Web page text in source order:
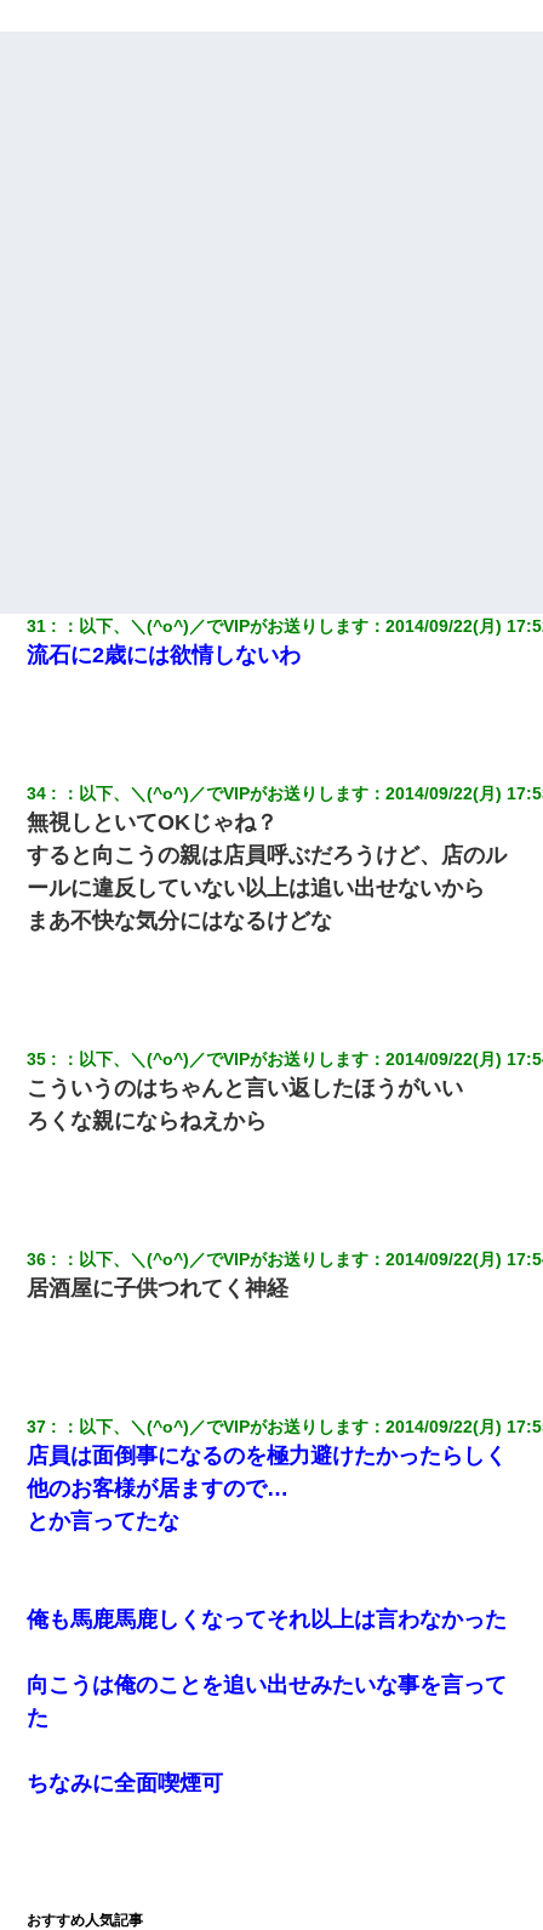
31 ： 以下、＼(^o^)／でVIPがお送りします ：2014/09/22(月)
流石に2歳には欲情しないわ
34 ： 以下、＼(^o^)／でVIPがお送りします ：2014/09/22(月)
無視しといてOKじゃね？
すると向こうの親は店員呼ぶだろうけど、店のル
ールに違反していない以上は追い出せないから
まあ不快な気分にはなるけどな
35 ： 以下、＼(^o^)／でVIPがお送りします ：2014/09/22(月)
こういうのはちゃんと言い返したほうがいい
ろくな親にならねえから
36 ： 以下、＼(^o^)／でVIPがお送りします ：2014/09/22(月)
居酒屋に子供つれてく神経
37 ： 以下、＼(^o^)／でVIPがお送りします ：2014/09/22(月)
店員は面倒事になるのを極力避けたかったらしく
他のお客様が居ますので…
とか言ってたな
俺も馬鹿馬鹿しくなってそれ以上は言わなかった
向こうは俺のことを追い出せみたいな事を言って
た
ちなみに全面喫煙可